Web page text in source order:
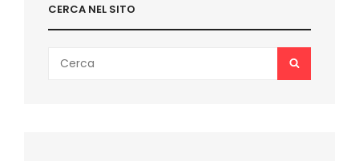
CERCA NEL SITO
for:
SEARCH